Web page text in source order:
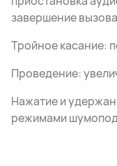
завершение
Тройное касание:
Проведение:
Нажатие и
режимами